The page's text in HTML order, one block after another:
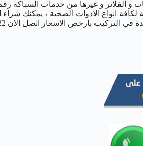
انواع الادوات الصحية ، يمكنك
بارخص الاسعار اتصل الان 99009522.